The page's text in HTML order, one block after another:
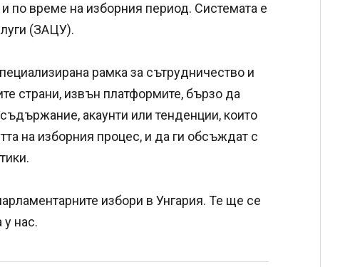
време на изборния период. Системата е
(ЗАЦУ).
рамка за сътрудничество и
страни, извън платформите, бързо да
акаунти или тенденции, които
на изборния процес, и да ги обсъждат с
избори в Унгария. Те ще се
нас.